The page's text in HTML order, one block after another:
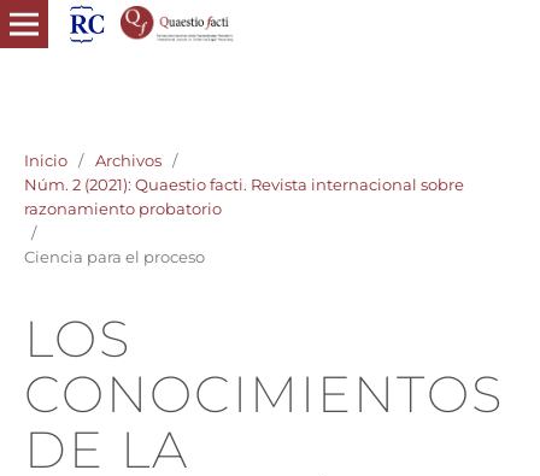
quaestio facti revista internacional razonamiento probatorio
derecho probatorio
Inicio / Archivos /
Núm. 2 (2021): Quaestio facti. Revista internacional sobre
razonamiento probatorio
/
Ciencia para el proceso
LOS
CONOCIMIENTOS
DE LA